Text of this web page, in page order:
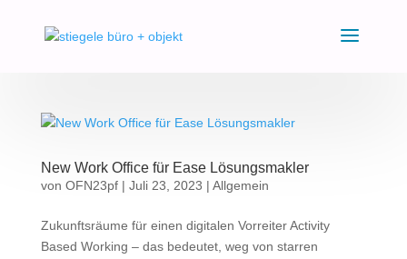
New Work Office für Ease Lösungsmakler
von OFN23pf| Juli 23, 2023 | Allgemein
Zukunftsräume für einen digitalen Vorreiter Activity
Based Working – das bedeutet, weg von starren